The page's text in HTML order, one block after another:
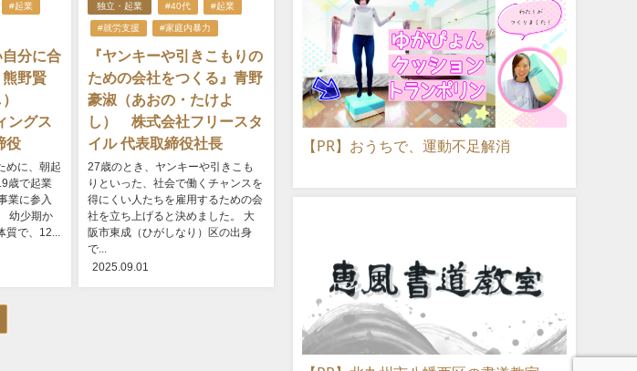
#起業
自分に合
熊野賢
）
ングス
役
めに、朝起
歳で起業
業に参入
幼少期か
質で、12...
独立・起業 #40代 #起業
#就労支援 #家庭内暴力
『ヤンキーや引きこもりの
ための会社をつくる』青野
豪淑（あおの・たけよ
し） 株式会社フリースタ
イル 代表取締役社長
27歳のとき、ヤンキーや引きこも
りといった、社会で働くチャンスを
得にくい人たちを雇用するための会
社を立ち上げると決めました。 大
阪市東成（ひがしなり）区の出身
で...
2025.09.01
【PR】おうちで、運動不足解消